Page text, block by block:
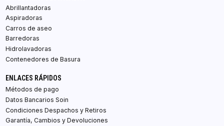
Abrillantadoras
Aspiradoras
Carros de aseo
Barredoras
Hidrolavadoras
Contenedores de Basura
ENLACES RÁPIDOS
Métodos de pago
Datos Bancarios Soin
Condiciones Despachos y Retiros
Garantía, Cambios y Devoluciones